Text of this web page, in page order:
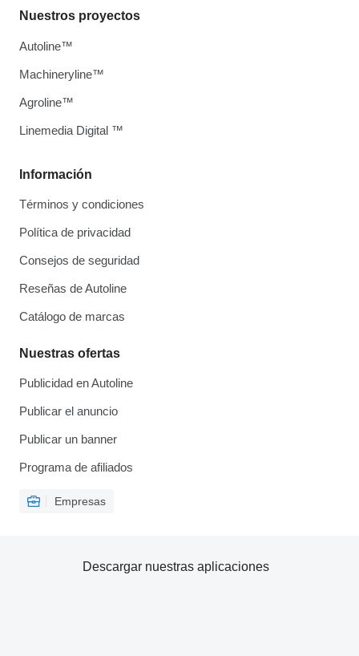
Información
Términos y condiciones
Política de privacidad
Consejos de seguridad
Reseñas de Autoline
Catálogo de marcas
Nuestras ofertas
Publicidad en Autoline
Publicar el anuncio
Publicar un banner
Programa de afiliados
Empresas
Nuestros proyectos
Autoline™
Machineryline™
Agroline™
Linemedia Digital ™
Descargar nuestras aplicaciones